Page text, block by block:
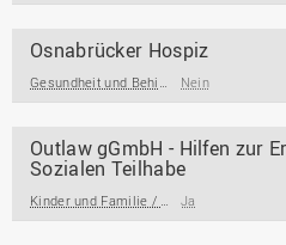
Osnabrücker Hospiz
Gesundheit und Behinderung ,
Nein
Outlaw gGmbH - Hilfen zur
Sozialen Teilhabe
Kinder und Familie / Jugendarbeit / Jugendsozialarbeit Ja